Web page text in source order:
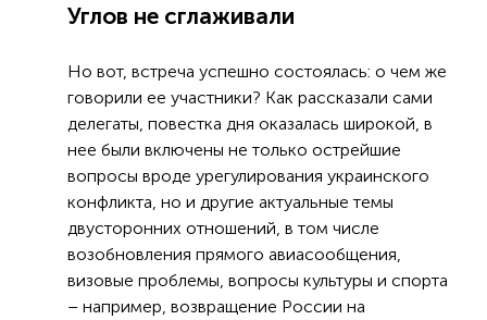
Углов не сглаживали
Но вот, встреча успешно состоялась: о чем же
говорили ее участники? Как рассказали сами
делегаты, повестка дня оказалась широкой, в
нее были включены не только острейшие
вопросы вроде урегулирования украинского
конфликта, но и другие актуальные темы
двусторонних отношений, в том числе
возобновления прямого авиасообщения,
визовые проблемы, вопросы культуры и спорта
– например, возвращение России на